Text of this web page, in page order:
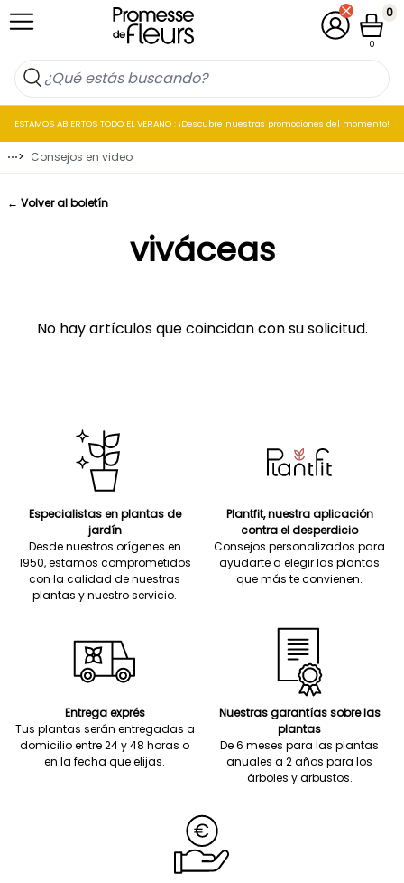
Ir al contenido Mi cuenta
Cesta
0
0
ESTAMOS ABIERTOS TODO EL VERANO : ¡Descubre nuestras promociones del momento!
⋯> Consejos en video
viváceas
← Volver al boletín
No hay artículos que coincidan con su solicitud.
Especialistas en plantas de
jardín
Desde nuestros orígenes en
1950, estamos comprometidos
con la calidad de nuestras
plantas y nuestro servicio.
Plantfit, nuestra aplicación
contra el desperdicio
Consejos personalizados para
ayudarte a elegir las plantas
que más te convienen.
Entrega exprés
Tus plantas serán entregadas a
domicilio entre 24 y 48 horas o
en la fecha que elijas.
Nuestras garantías sobre las
plantas
De 6 meses para las plantas
anuales a 2 años para los
árboles y arbustos.